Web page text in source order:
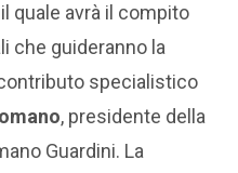
il quale avrà il compito
che guideranno la
specialistico
, presidente della
Guardini. La